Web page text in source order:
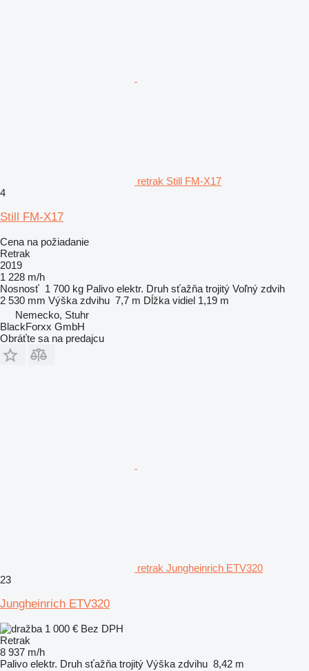
retrak Still FM-X17
4
Still FM-X17
Cena na požiadanie
Retrak
2019
1 228 m/h
Nosnosť 1 700 kg Palivo elektr. Druh sťažňa trojitý Voľný zdvih
2 530 mm Výška zdvihu 7,7 m Dĺžka vidiel 1,19 m
Nemecko, Stuhr
BlackForxx GmbH
Obráťte sa na predajcu
retrak Jungheinrich ETV320
23
Jungheinrich ETV320
1 000 € Bez DPH
Retrak
8 937 m/h
Palivo elektr. Druh sťažňa trojitý Výška zdvihu 8,42 m